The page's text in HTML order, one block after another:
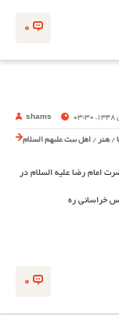
0
shams
/ هنر / اهل بیت علیهم السلام
امام رضا علیه السلام در
خراسانی ره
0